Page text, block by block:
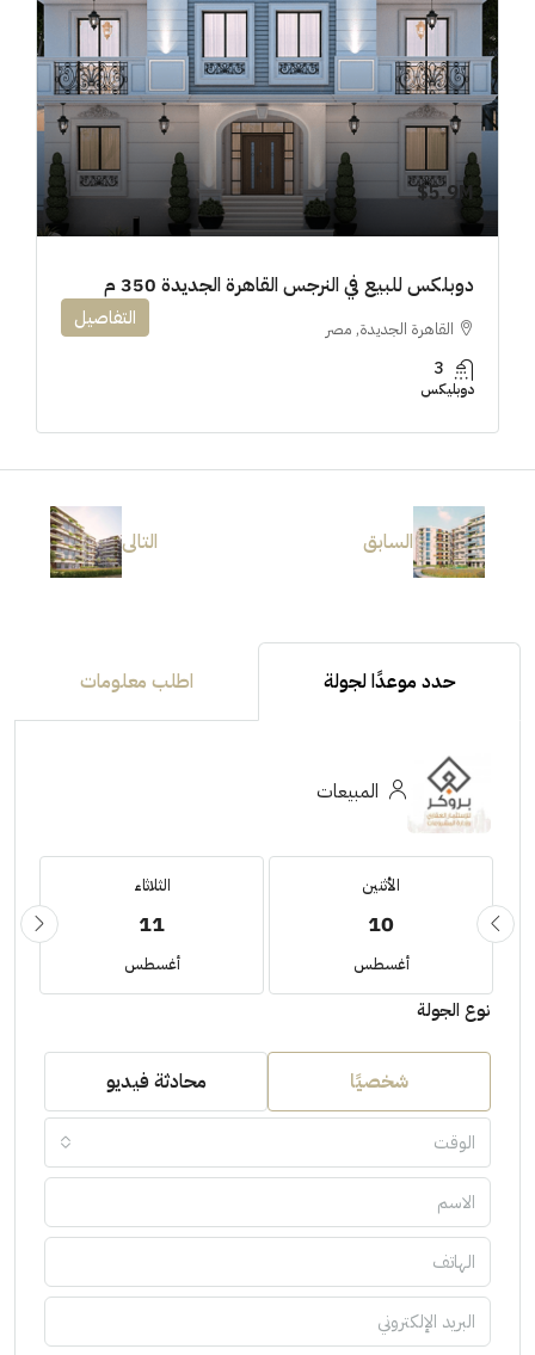
5.9M$
دوبلكس للبيع في النرجس القاهرة الجديدة 350 م
القاهرة الجديدة, مصر
3
دوبليكس
التفاصيل
السابق التالى
حدد موعدًا لجولة اطلب معلومات
المبيعات
الأثنين
10
أغسطس
الثلاثاء
11
أغسطس
نوع الجولة
شخصيًا محادثة فيديو
الوقت